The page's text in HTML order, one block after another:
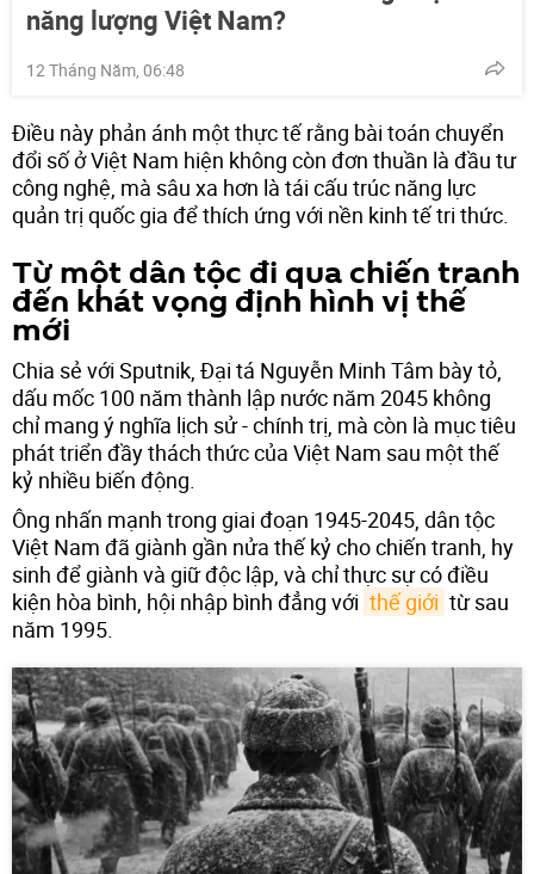
năng lượng Việt Nam?
12 Tháng Năm, 06:48
Điều này phản ánh một thực tế rằng bài toán chuyển
đổi số ở Việt Nam hiện không còn đơn thuần là đầu tư
công nghệ, mà sâu xa hơn là tái cấu trúc năng lực
quản trị quốc gia để thích ứng với nền kinh tế tri thức.
Từ một dân tộc đi qua chiến tranh
đến khát vọng định hình vị thế
mới
Chia sẻ với Sputnik, Đại tá Nguyễn Minh Tâm bày tỏ,
dấu mốc 100 năm thành lập nước năm 2045 không
chỉ mang ý nghĩa lịch sử - chính trị, mà còn là mục tiêu
phát triển đầy thách thức của Việt Nam sau một thế
kỷ nhiều biến động.
Ông nhấn mạnh trong giai đoạn 1945-2045, dân tộc
Việt Nam đã giành gần nửa thế kỷ cho chiến tranh, hy
sinh để giành và giữ độc lập, và chỉ thực sự có điều
kiện hòa bình, hội nhập bình đẳng với thế giới từ sau
năm 1995.